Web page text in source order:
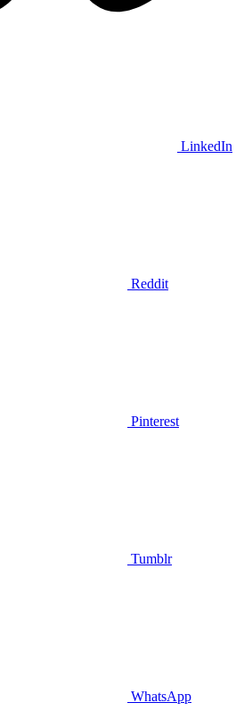
LinkedIn
Reddit
Pinterest
Tumblr
WhatsApp